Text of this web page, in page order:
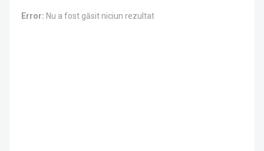
Error: Nu a fost găsit niciun rezultat